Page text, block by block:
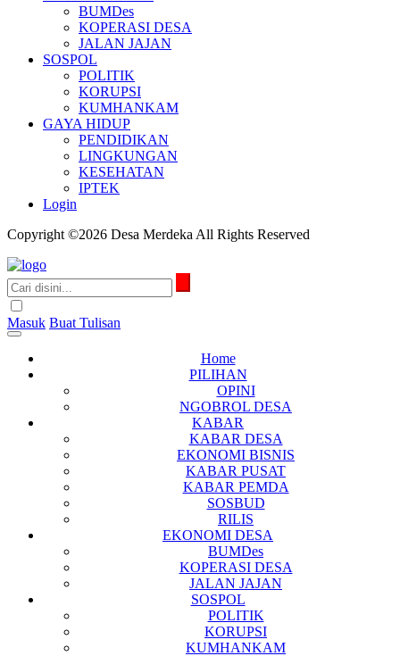
BUMDes
KOPERASI DESA
JALAN JAJAN
SOSPOL
POLITIK
KORUPSI
KUMHANKAM
GAYA HIDUP
PENDIDIKAN
LINGKUNGAN
KESEHATAN
IPTEK
Login
Copyright ©2026 Desa Merdeka All Rights Reserved
Masuk Buat Tulisan
Home
PILIHAN
OPINI
NGOBROL DESA
KABAR
KABAR DESA
EKONOMI BISNIS
KABAR PUSAT
KABAR PEMDA
SOSBUD
RILIS
EKONOMI DESA
BUMDes
KOPERASI DESA
JALAN JAJAN
SOSPOL
POLITIK
KORUPSI
KUMHANKAM